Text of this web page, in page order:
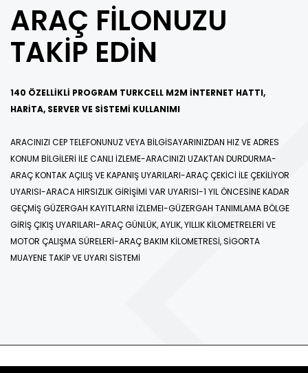
ARAÇ FILONUZU
TAKIP EDIN
140 ÖZELLIKLI PROGRAM TURKCELL M2M INTERNET HATTI,
HARITA, SERVER VE SISTEMI KULLANIMI
ARACINIZI CEP TELEFONUNUZ VEYA BILGISAYARINIZDAN HIZ VE ADRES
KONUM BILGILERI ILE CANLI İZLEME-ARACINIZI UZAKTAN DURDURMA-
ARAÇ KONTAK AÇILIŞ VE KAPANIŞ UYARILARI-ARAÇ ÇEKICI ILE ÇEKILIYOR
UYARISI-ARACA HIRSIZLIK GIRIŞIMI VAR UYARISI-1 YIL ÖNCESINE KADAR
GEÇMIŞ GÜZERGAH KAYITLARNI İZLEMEI-GÜZERGAH TANIMLAMA BÖLGE
GIRIŞ ÇIKIŞ UYARILARI-ARAÇ GÜNLÜK, AYLIK, YILLIK KILOMETRELERI VE
MOTOR ÇALIŞMA SÜRELERI-ARAÇ BAKIM KILOMETRESI, SIGORTA
MUAYENE TAKIP VE UYARI SISTEMI